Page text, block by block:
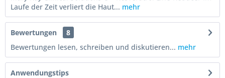
Laufe der Zeit verliert die Haut... mehr
Bewertungen
8
Bewertungen lesen, schreiben und diskutieren... mehr
Anwendungstips